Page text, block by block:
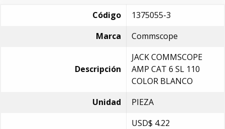
Código
1375055-3
Marca
Commscope
Descripción
JACK COMMSCOPE
AMP CAT 6 SL 110
COLOR BLANCO
Unidad
PIEZA
USD$ 4.22